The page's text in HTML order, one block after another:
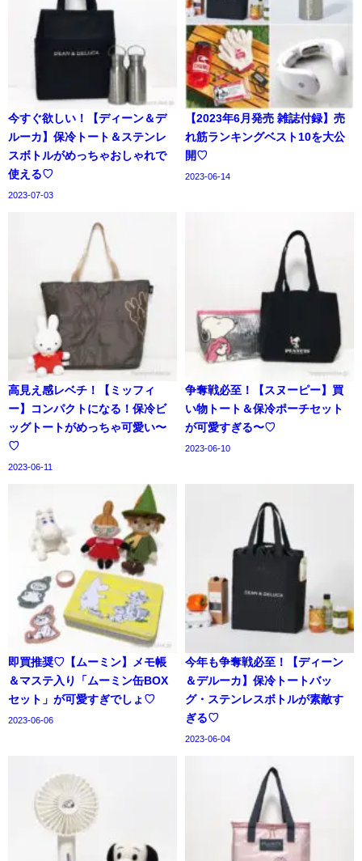
今すぐ欲しい！【ディーン＆デ
ルーカ】保冷トート＆ステンレ
スボトルがめっちゃおしゃれで
使える♡
2023-07-03
【2023年6月発売 雑誌付録】売
れ筋ランキングベスト10を大公
開♡
2023-06-14
高見え感レベチ！【ミッフィ
ー】コンパクトになる！保冷ビ
ッグトートがめっちゃ可愛い〜
♡
2023-06-11
争奪戦必至！【スヌーピー】買
い物トート＆保冷ポーチセット
が可愛すぎる〜♡
2023-06-10
即買推奨♡【ムーミン】メモ帳
＆マステ入り「ムーミン缶BOX
セット」が可愛すぎでしょ♡
2023-06-06
今年も争奪戦必至！【ディーン
＆デルーカ】保冷トートバッ
グ・ステンレスボトルが素敵す
ぎる♡
2023-06-04